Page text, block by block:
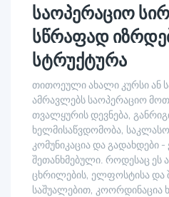
საოპერაციო
სწრაფად
სტრუქტურა
თითოეული ახალი კურსი ან
ამრავლებს საოპერაციო
თვალყურის დევნება,
ხელმისაწვდომობა,
კომუნიკაცია და გადახდები
შეთანხმებული. როდესაც ეს
ცხრილების, ელფოსტისა და
საშუალებით, კოორდინაცია